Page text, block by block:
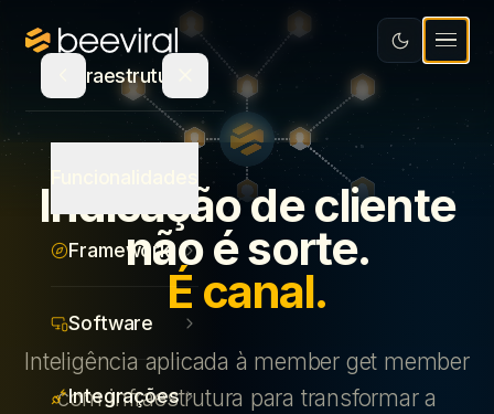
Integrações
Concierge
Atualizações de Produto
Educação
Mídia e Entretenimento
Varejo e Bens de Consumo
Saúde
Serviços
Ecommerce
Recursos
Blog
Calculadora de ROI
E-book
Canva
Estudo de Recompensas
Seja Parceiro
Agência parceira
Indique e ganhe
PT
Fale com um especialista
Login
Infraestrutura
Framework
Software
Integrações
Indicação de cliente
não é sorte.
É canal.
Inteligência aplicada à member get member
com infraestrutura para transformar a